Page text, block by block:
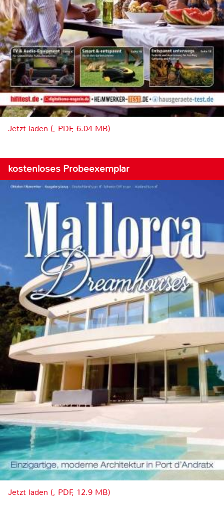
Jetzt laden (, PDF, 6.04 MB)
kostenloses Probeexemplar
Jetzt laden (, PDF, 12.9 MB)